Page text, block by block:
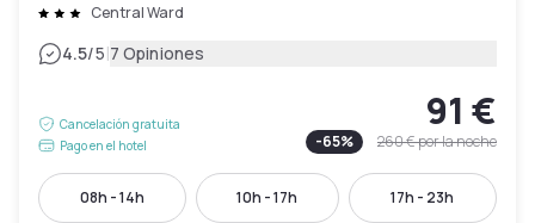
Central Ward
4.5/5|7 Opiniones
Cancelación gratuita
Pago en el hotel
91 €
-65% 260 €por la noche
08h - 14h 10h - 17h 17h - 23h